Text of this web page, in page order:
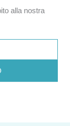
alla nostra